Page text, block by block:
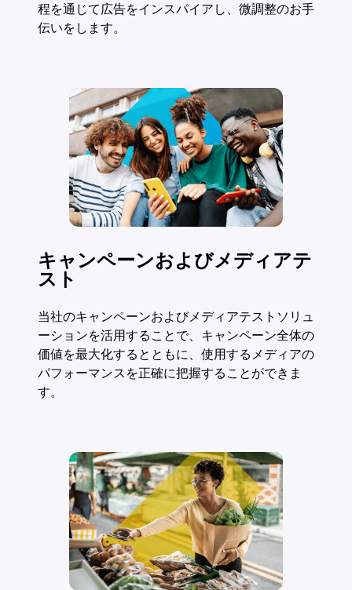
程を通じて広告をインスパイアし、微調整のお手
伝いをします。
キャンペーンおよびメディアテ
スト
当社のキャンペーンおよびメディアテストソリュ
ーションを活用することで、キャンペーン全体の
価値を最大化するとともに、使用するメディアの
パフォーマンスを正確に把握することができま
す。